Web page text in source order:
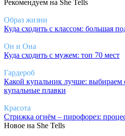
Рекомендуем на She Tells
Образ жизни
Куда сходить с классом: большая
Он и Она
Куда сходить с мужем: топ 70 мест
Гардероб
Какой купальник лучше: выбираем
купальные плавки
Красота
Стрижка огнём – пирофорез:
Новое на She Tells